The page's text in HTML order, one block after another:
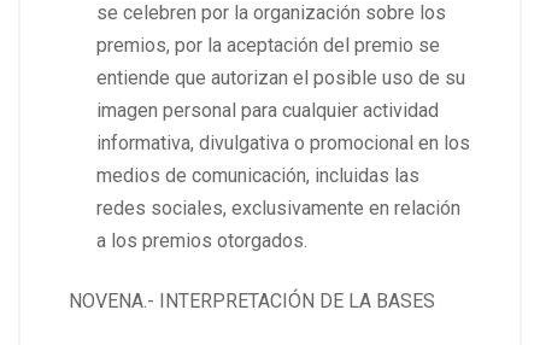
se celebren por la organización sobre los
premios, por la aceptación del premio se
entiende que autorizan el posible uso de su
imagen personal para cualquier actividad
informativa, divulgativa o promocional en los
medios de comunicación, incluidas las
redes sociales, exclusivamente en relación
a los premios otorgados.
NOVENA.- INTERPRETACIÓN DE LA BASES